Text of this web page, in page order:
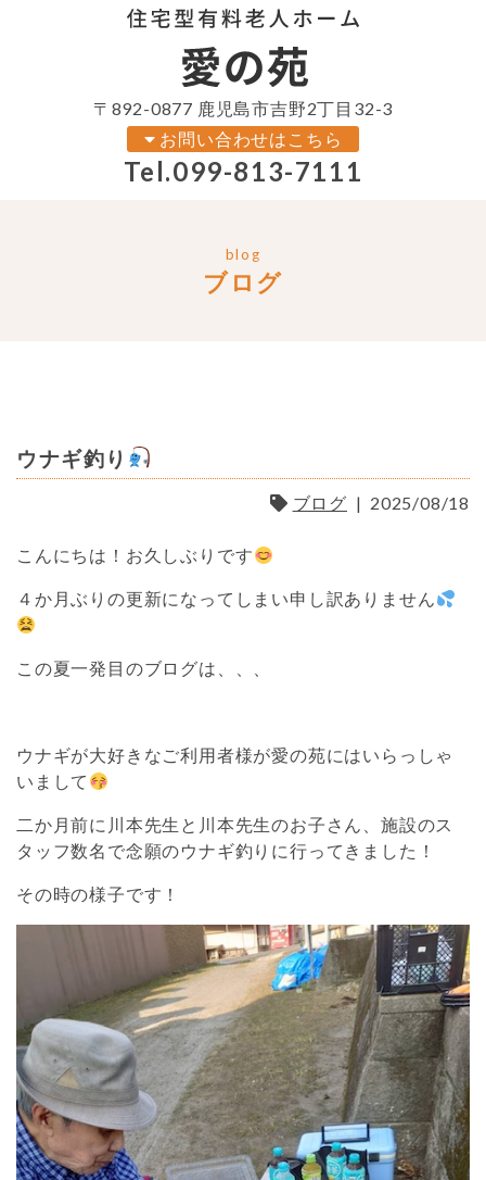
〒892-0877 鹿児島市吉野2丁目32-3
お問い合わせはこちら
Tel.099-813-7111
blog
ブログ
ウナギ釣り
ブログ | 2025/08/18
こんにちは！お久しぶりです
４か月ぶりの更新になってしまい申し訳ありません
この夏一発目のブログは、、、
ウナギが大好きなご利用者様が愛の苑にはいらっしゃ
いまして
二か月前に川本先生と川本先生のお子さん、施設のス
タッフ数名で念願のウナギ釣りに行ってきました！
その時の様子です！